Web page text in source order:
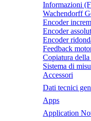
Informazioni
Wachendorff
Encoder
Encoder
Encoder
Feedback
Copiatura
Sistema di
Accessori
Dati tecnici
Apps
Application